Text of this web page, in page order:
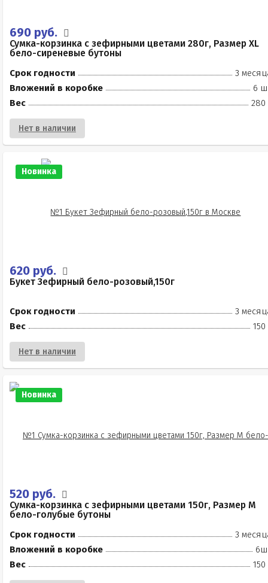
690 руб.
Сумка-корзинка с зефирными цветами 280г, Размер XL
бело-сиреневые бутоны
Срок годности
3
Вложений в коробке
6
Вес
280
Нет в наличии
Новинка
620 руб.
Букет Зефирный бело-розовый,150г
Срок годности
3
Вес
150
Нет в наличии
Новинка
520 руб.
Сумка-корзинка с зефирными цветами 150г, Размер М
бело-голубые бутоны
Срок годности
3
Вложений в коробке
Вес
150